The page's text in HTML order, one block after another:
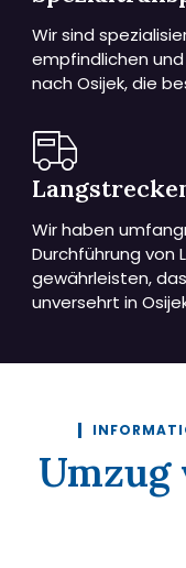
Wir sind
empfindlichen
nach Osijek, die
Wir haben
Durchführung von
gewährleisten,
unversehrt in
Umzug